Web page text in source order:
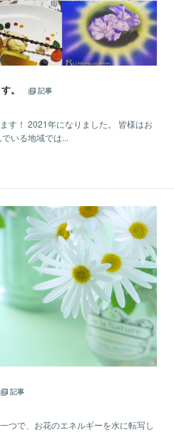
。
記事
す！ 2021年になりました。 皆様はお
いる地域では...
記事
つで、お花のエネルギーを水に転写し